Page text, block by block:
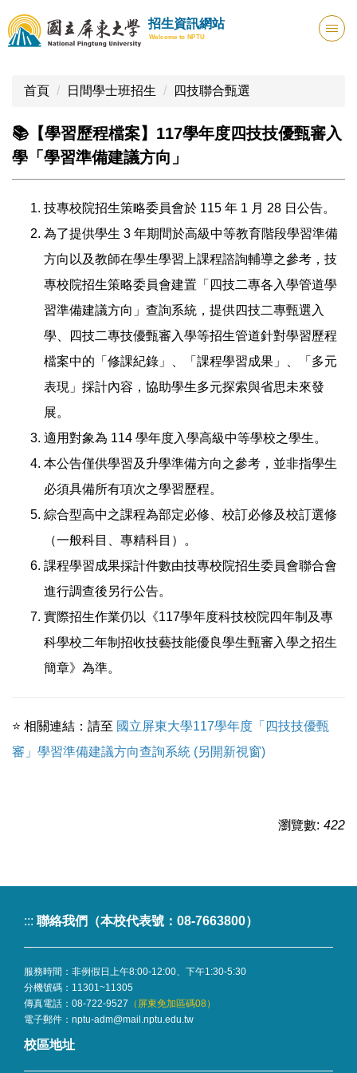
跳
到
主
區
招生資訊網站
Welcome to NPTU
首頁 日間學士班招生 四技聯合甄選
📚【學習歷程檔案】117學年度四技技優甄審入
學「學習準備建議方向」
技專校院招生策略委員會於 115 年 1 月 28 日公告。
為了提供學生 3 年期間於高級中等教育階段學習準備
方向以及教師在學生學習上課程諮詢輔導之參考，技
專校院招生策略委員會建置「四技二專各入學管道學
習準備建議方向」查詢系統，提供四技二專甄選入
學、四技二專技優甄審入學等招生管道針對學習歷程
檔案中的「修課紀錄」、「課程學習成果」、「多元
表現」採計內容，協助學生多元探索與省思未來發
展。
適用對象為 114 學年度入學高級中等學校之學生。
本公告僅供學習及升學準備方向之參考，並非指學生
必須具備所有項次之學習歷程。
綜合型高中之課程為部定必修、校訂必修及校訂選修
（一般科目、專精科目）。
課程學習成果採計件數由技專校院招生委員會聯合會
進行調查後另行公告。
實際招生作業仍以《117學年度科技校院四年制及專
科學校二年制招收技藝技能優良學生甄審入學之招生
簡章》為準。
⭐ 相關連結：請至 國立屏東大學117學年度「四技技優甄
審」學習準備建議方向查詢系統 (另開新視窗)
瀏覽數: 422
::: 聯絡我們（本校代表號：08-7663800）
服務時間：非例假日上午8:00-12:00、下午1:30-5:30
分機號碼： 11301~11305
傳真電話：08-722-9527 （屏東免加區碼08）
電子郵件： nptu-adm@mail.nptu.edu.tw
校區地址